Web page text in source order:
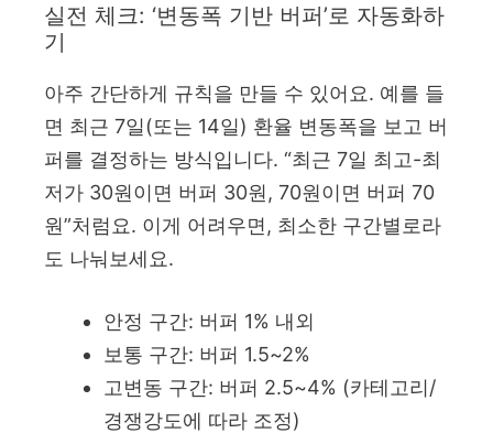
실전 체크: ‘변동폭 기반 버퍼’로 자동화하
기
아주 간단하게 규칙을 만들 수 있어요. 예를 들
면 최근 7일(또는 14일) 환율 변동폭을 보고 버
퍼를 결정하는 방식입니다. “최근 7일 최고-최
저가 30원이면 버퍼 30원, 70원이면 버퍼 70
원”처럼요. 이게 어려우면, 최소한 구간별로라
도 나눠보세요.
안정 구간: 버퍼 1% 내외
보통 구간: 버퍼 1.5~2%
고변동 구간: 버퍼 2.5~4% (카테고리/
경쟁강도에 따라 조정)